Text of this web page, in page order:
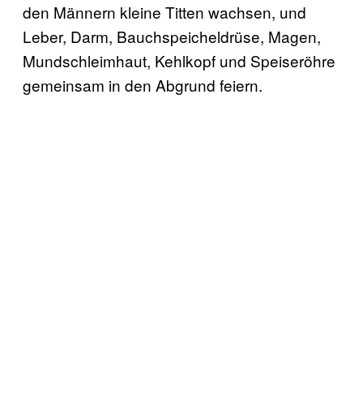
den Männern kleine Titten wachsen, und
Leber, Darm, Bauchspeicheldrüse, Magen,
Mundschleimhaut, Kehlkopf und Speiseröhre
gemeinsam in den Abgrund feiern.